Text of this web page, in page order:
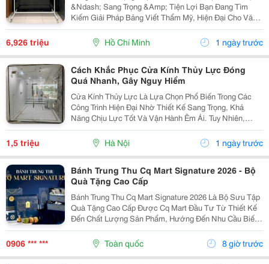
&Ndash; Sang Trọng &Amp; Tiện Lợi Bạn Đang Tìm
Kiếm Giải Pháp Bảng Viết Thẩm Mỹ, Hiện Đại Cho Văn
Phòng, Phòng Họp Hay Không Gian Làm Việc Chuyên
Nghiệp? Bảng Kính Di Động Kép Keo Sữa Bavico
6,926 triệu Hồ Chí Minh 1 ngày trước
Cách Khắc Phục Cửa Kính Thủy Lực Đóng
Quá Nhanh, Gây Nguy Hiểm
Cửa Kính Thủy Lực Là Lựa Chọn Phổ Biến Trong Các
Công Trình Hiện Đại Nhờ Thiết Kế Sang Trọng, Khả
Năng Chịu Lực Tốt Và Vận Hành Êm Ái. Tuy Nhiên,
Trong Quá Trình Sử Dụng, Cửa Có Thể Gặp Phải Một Số
Vấn Đề Kỹ Thuật Như Bị Xệ, Phát Ra Tiếng Kêu Hoặc...
1,5 triệu Hà Nội 1 ngày trước
Bánh Trung Thu Cq Mart Signature 2026 - Bộ
Quà Tặng Cao Cấp
Bánh Trung Thu Cq Mart Signature 2026 Là Bộ Sưu Tập
Quà Tặng Cao Cấp Được Cq Mart Đầu Tư Từ Thiết Kế
Đến Chất Lượng Sản Phẩm, Hướng Đến Nhu Cầu Biếu
Tặng Đối Tác, Khách Hàng Và Nhân Viên Trong Dịp
Trung Thu. Không Chỉ Sở Hữu Những Mẫu Hộp Sang
Trọng,...
0906 *** *** Toàn quốc 8 giờ trước